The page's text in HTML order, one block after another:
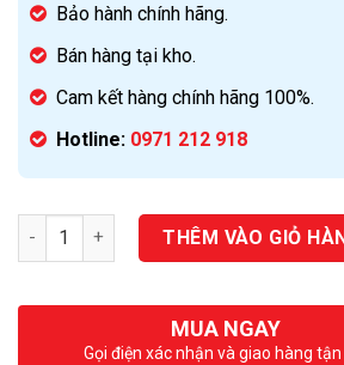
Bảo hành chính hãng.
Bán hàng tại kho.
Cam kết hàng chính hãng 100%.
Hotline: 0971 212 918
Số lượng THÊM VÀO GIỎ
MUA NGAY
Gọi điện xác nhận và giao hàng tận